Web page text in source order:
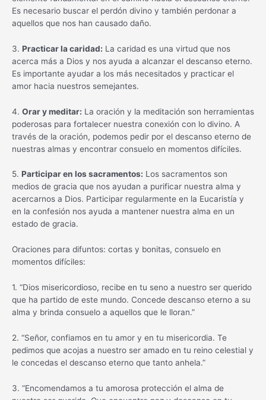
Es necesario buscar el perdón divino y también perdonar a
aquellos que nos han causado daño.
3. Practicar la caridad: La caridad es una virtud que nos
acerca más a Dios y nos ayuda a alcanzar el descanso eterno.
Es importante ayudar a los más necesitados y practicar el
amor hacia nuestros semejantes.
4. Orar y meditar: La oración y la meditación son herramientas
poderosas para fortalecer nuestra conexión con lo divino. A
través de la oración, podemos pedir por el descanso eterno de
nuestras almas y encontrar consuelo en momentos difíciles.
5. Participar en los sacramentos: Los sacramentos son
medios de gracia que nos ayudan a purificar nuestra alma y
acercarnos a Dios. Participar regularmente en la Eucaristía y
en la confesión nos ayuda a mantener nuestra alma en un
estado de gracia.
Oraciones para difuntos: cortas y bonitas, consuelo en
momentos difíciles:
1. “Dios misericordioso, recibe en tu seno a nuestro ser querido
que ha partido de este mundo. Concede descanso eterno a su
alma y brinda consuelo a aquellos que le lloran.”
2. “Señor, confiamos en tu amor y en tu misericordia. Te
pedimos que acojas a nuestro ser amado en tu reino celestial y
le concedas el descanso eterno que tanto anhela.”
3. “Encomendamos a tu amorosa protección el alma de